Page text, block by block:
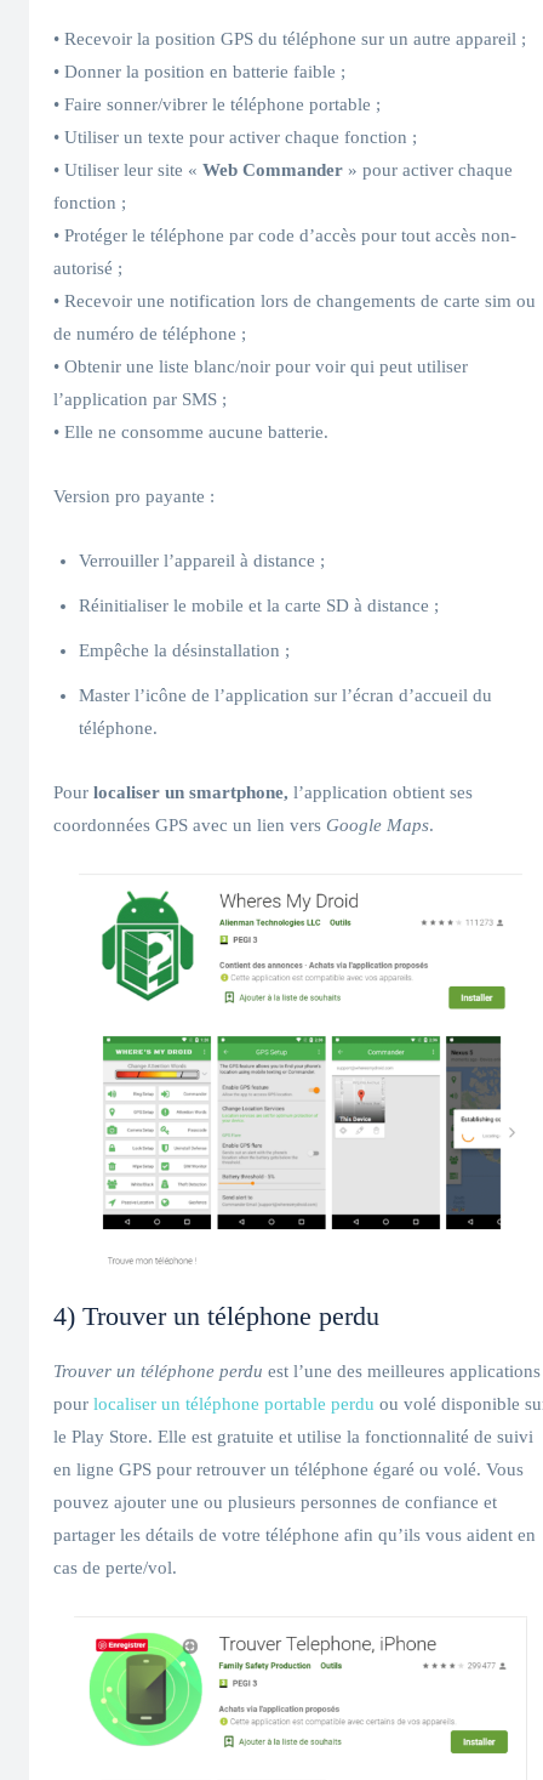
• Recevoir la position GPS du téléphone sur un autre appareil ;
• Donner la position en batterie faible ;
• Faire sonner/vibrer le téléphone portable ;
• Utiliser un texte pour activer chaque fonction ;
• Utiliser leur site « Web Commander » pour activer chaque
fonction ;
• Protéger le téléphone par code d’accès pour tout accès non-
autorisé ;
• Recevoir une notification lors de changements de carte sim ou
de numéro de téléphone ;
• Obtenir une liste blanc/noir pour voir qui peut utiliser
l’application par SMS ;
• Elle ne consomme aucune batterie.
Version pro payante :
Verrouiller l’appareil à distance ;
Réinitialiser le mobile et la carte SD à distance ;
Empêche la désinstallation ;
Master l’icône de l’application sur l’écran d’accueil du
téléphone.
Pour localiser un smartphone, l’application obtient ses
coordonnées GPS avec un lien vers Google Maps.
4) Trouver un téléphone perdu
Trouver un téléphone perdu est l’une des meilleures applications
pour localiser un téléphone portable perdu ou volé disponible
le Play Store. Elle est gratuite et utilise la fonctionnalité de suivi
en ligne GPS pour retrouver un téléphone égaré ou volé. Vous
pouvez ajouter une ou plusieurs personnes de confiance et
partager les détails de votre téléphone afin qu’ils vous aident en
cas de perte/vol.